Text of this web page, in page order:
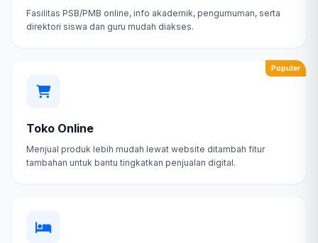
Fasilitas PSB/PMB online, info akademik, pengumuman, serta
direktori siswa dan guru mudah diakses.
Populer
Toko Online
Menjual produk lebih mudah lewat website ditambah fitur
tambahan untuk bantu tingkatkan penjualan digital.